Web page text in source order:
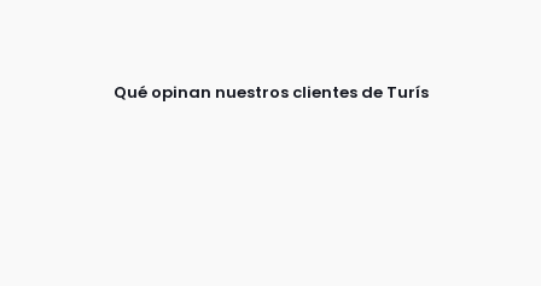
Qué opinan nuestros clientes de Turís